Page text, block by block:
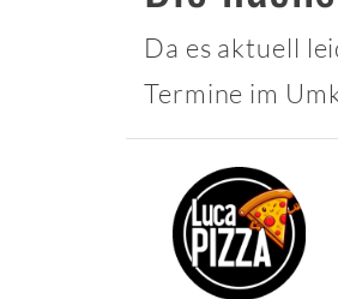
Da es aktuell
Termine im